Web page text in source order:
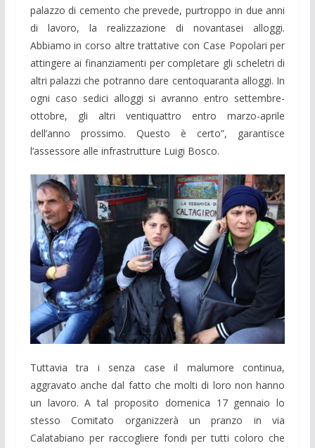
palazzo di cemento che prevede, purtroppo in due anni
di lavoro, la realizzazione di novantasei alloggi.
Abbiamo in corso altre trattative con Case Popolari per
attingere ai finanziamenti per completare gli scheletri di
altri palazzi che potranno dare centoquaranta alloggi. In
ogni caso sedici alloggi si avranno entro settembre-
ottobre, gli altri ventiquattro entro marzo-aprile
dell’anno prossimo. Questo è certo”, garantisce
l’assessore alle infrastrutture Luigi Bosco.
Tuttavia tra i senza case il malumore continua,
aggravato anche dal fatto che molti di loro non hanno
un lavoro. A tal proposito domenica 17 gennaio lo
stesso Comitato organizzerà un pranzo in via
Calatabiano per raccogliere fondi per tutti coloro che